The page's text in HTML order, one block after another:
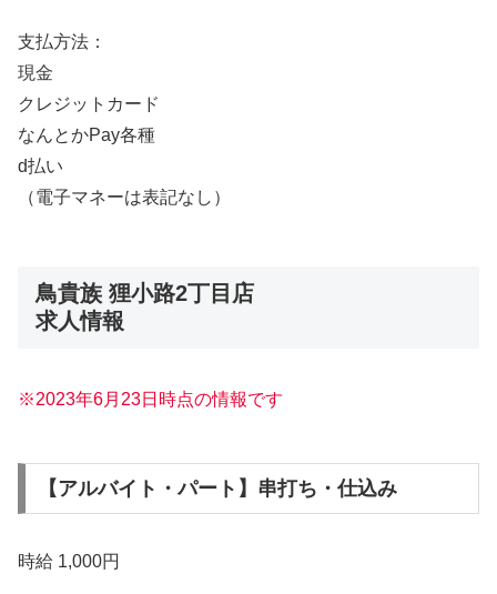
支払方法：
現金
クレジットカード
なんとかPay各種
d払い
（電子マネーは表記なし）
鳥貴族 狸小路2丁目店
求人情報
※2023年6月23日時点の情報です
【アルバイト・パート】串打ち・仕込み
時給 1,000円